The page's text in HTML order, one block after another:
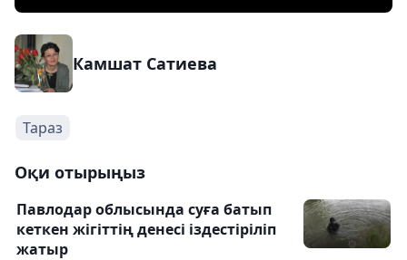
Камшат Сатиева
Тараз
Оқи отырыңыз
Павлодар облысында суға батып
кеткен жігіттің денесі іздестіріліп
жатыр